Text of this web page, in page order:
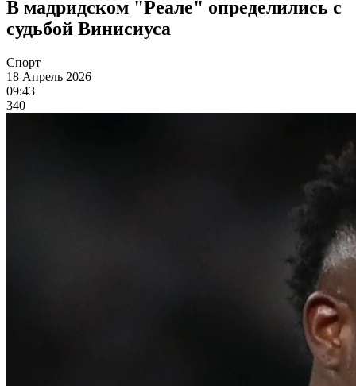
В мадридском "Реале" определились с
судьбой Винисиуса
Спорт
18 Апрель 2026
09:43
340